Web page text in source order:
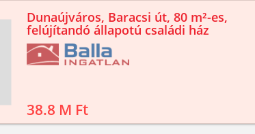
Dunaújváros, Baracsi út, 80 m²-es,
felújítandó állapotú családi ház
38.8 M Ft